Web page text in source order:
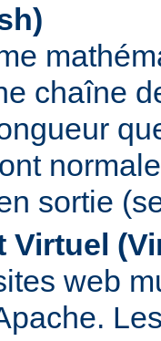
chaîne
sortie
Virtuel
web